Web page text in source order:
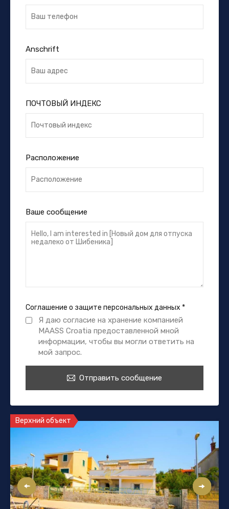
Anschrift
ПОЧТОВЫЙ ИНДЕКС
Расположение
Ваше сообщение
Соглашение о защите персональных данных *
Я даю согласие на хранение компанией
MAASS Croatia предоставленной мной
информации, чтобы вы могли ответить на
мой запрос.
Отправить сообщение
Верхний объект